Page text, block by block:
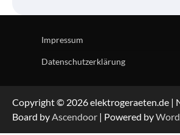
Impressum
Datenschutzerklärung
Copyright © 2026 elektrogeraeten.de |
Board by Ascendoor | Powered by